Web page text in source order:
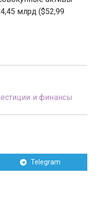
млрд ($52,99
и финансы
Telegram